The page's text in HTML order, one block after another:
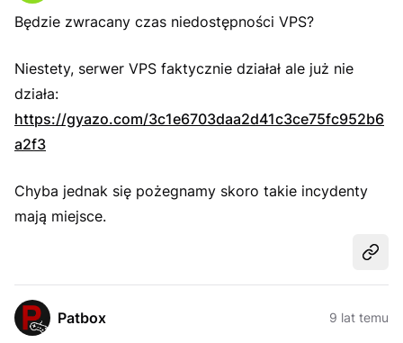
Będzie zwracany czas niedostępności VPS?
Niestety, serwer VPS faktycznie działał ale już nie
działa:
https://gyazo.com/3c1e6703daa2d41c3ce75fc952b6
a2f3
Chyba jednak się pożegnamy skoro takie incydenty
mają miejsce.
Patbox 9 lat temu